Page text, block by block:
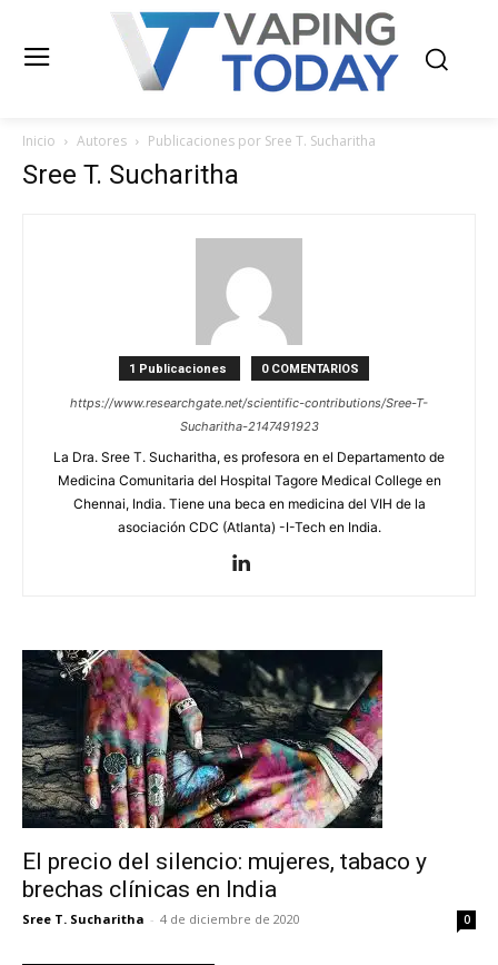
Inicio Autores Publicaciones por Sree T. Sucharitha
Sree T. Sucharitha
1 Publicaciones 0 COMENTARIOS
https://www.researchgate.net/scientific-contributions/Sree-T-
Sucharitha-2147491923
La Dra. Sree T. Sucharitha, es profesora en el Departamento de
Medicina Comunitaria del Hospital Tagore Medical College en
Chennai, India. Tiene una beca en medicina del VIH de la
asociación CDC (Atlanta) -I-Tech en India.
El precio del silencio: mujeres, tabaco y
brechas clínicas en India
Sree T. Sucharitha - 4 de diciembre de 2020 0